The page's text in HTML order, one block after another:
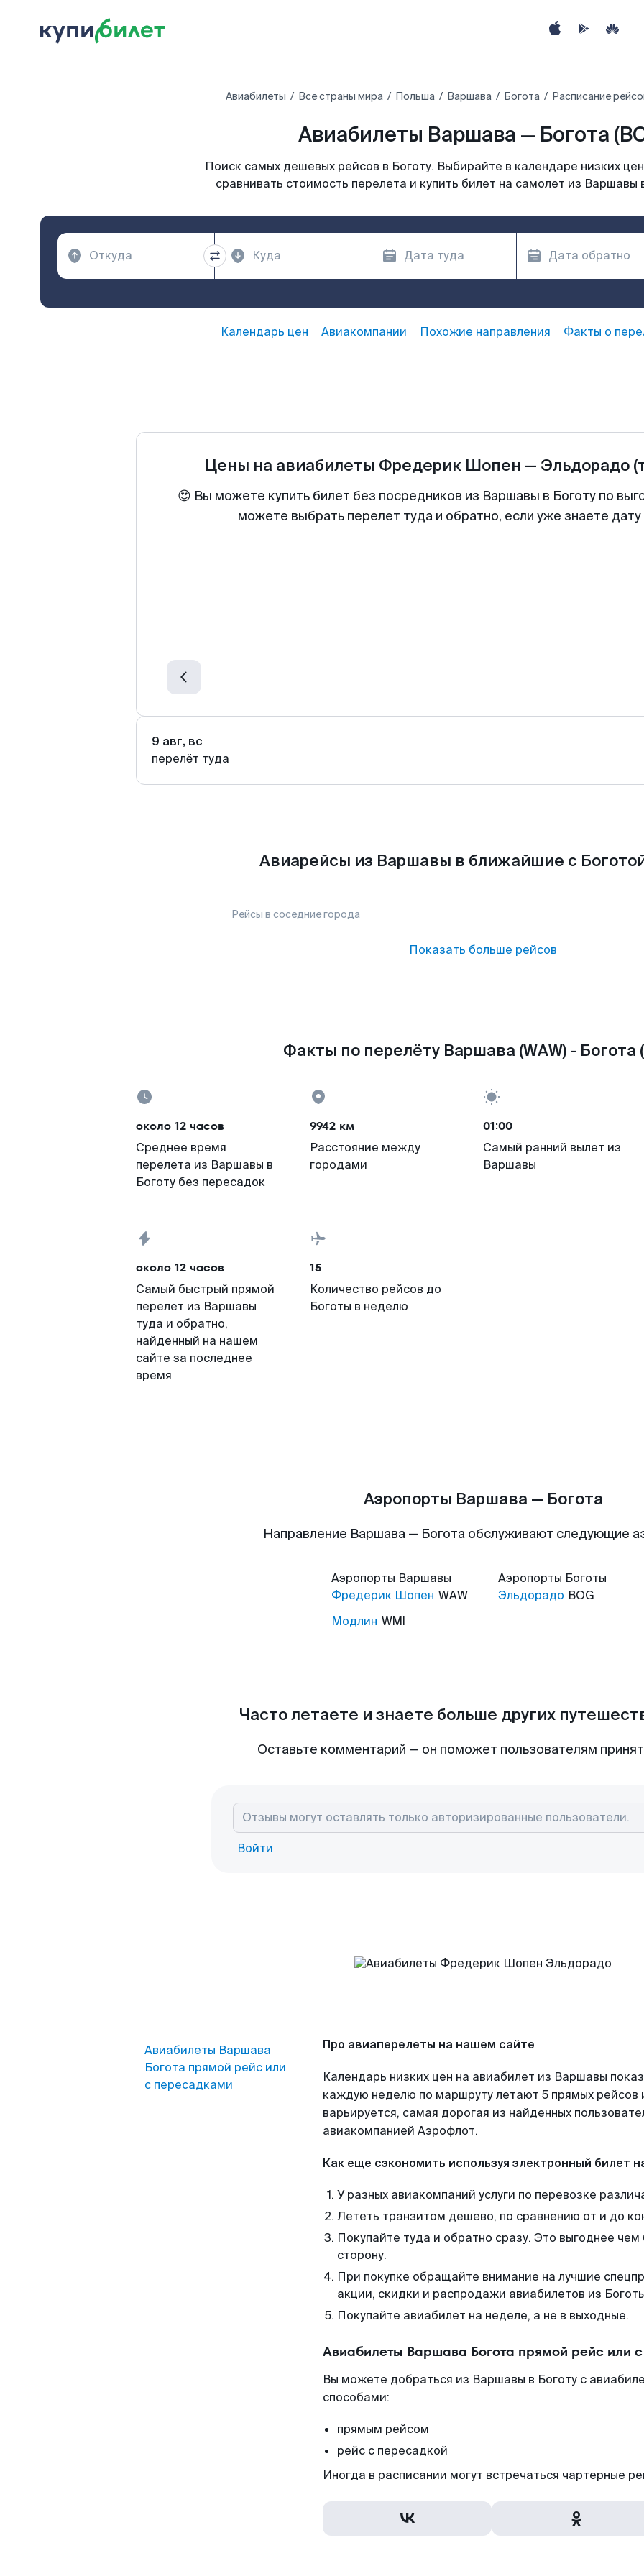
Авиабилеты Все страны мира Польша Варшава Богота Расписание
Авиабилеты Варшава — Богота
Поиск самых дешевых рейсов в Боготу. Выбирайте в календаре низких
сравнивать стоимость перелета и купить билет на самолет из Варшавы
Календарь цен Авиакомпании Похожие направления Факты о
Цены на авиабилеты Фредерик Шопен — Эльдорадо
😍 Вы можете купить билет без посредников из Варшавы в Боготу по
можете выбрать перелет туда и обратно, если уже знаете
9 авг, вс
перелёт туда
Авиарейсы из Варшавы в ближайшие с
Рейсы в соседние города
Показать больше рейсов
Факты по перелёту Варшава (WAW) - Богота
около 12 часов
Среднее время
перелета из Варшавы в
Боготу без пересадок
9942 км
Расстояние между
городами
01:00
Самый ранний вылет из
Варшавы
около 12 часов
Самый быстрый прямой
перелет из Варшавы
туда и обратно,
найденный на нашем
сайте за последнее
время
15
Количество рейсов до
Боготы в неделю
Аэропорты Варшава — Богота
Направление Варшава — Богота обслуживают следующие
Аэропорты Варшавы
Фредерик Шопен WAW
Модлин WMI
Аэропорты Боготы
Эльдорадо BOG
Часто летаете и знаете больше других
Оставьте комментарий — он поможет пользователям
Войти
Авиабилеты Варшава
Богота прямой рейс или
с пересадками
Про авиаперелеты на нашем сайте
Календарь низких цен на авиабилет из Варшавы
каждую неделю по маршруту летают 5 прямых рейсов
варьируется, самая дорогая из найденных
авиакомпанией Аэрофлот.
Как еще сэкономить используя электронный билет
У разных авиакомпаний услуги по перевозке
Лететь транзитом дешево, по сравнению от и до
Покупайте туда и обратно сразу. Это выгоднее
сторону.
При покупке обращайте внимание на лучшие
акции, скидки и распродажи авиабилетов из
Покупайте авиабилет на неделе, а не в выходные.
Авиабилеты Варшава Богота прямой рейс или
Вы можете добраться из Варшавы в Боготу с
способами:
прямым рейсом
рейс с пересадкой
Иногда в расписании могут встречаться чартерные